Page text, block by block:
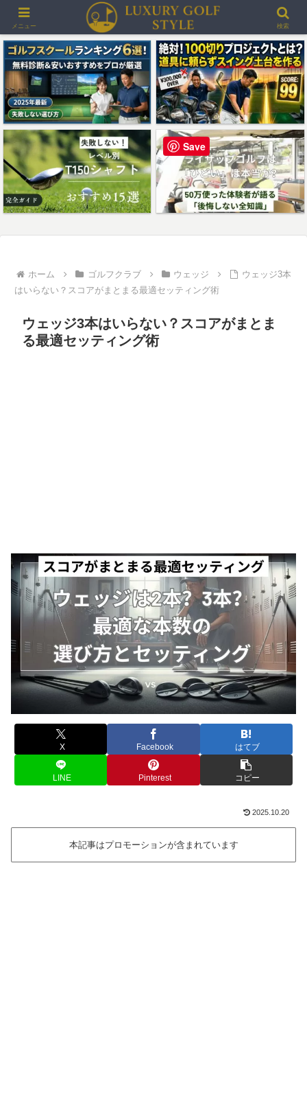
＞＞最大3000ポイントプレゼント！楽天GORAゴルフ場予約
ホーム ゴルフクラブ ウェッジ
ウェッジ3本
はいらない？スコアがまとまる最適セッティング術
ウェッジ3本はいらない？スコアがまとま
る最適セッティング術
X Facebook はてブ
LINE Pinterest コピー
2025.10.20
本記事はプロモーションが含まれています
メニュー 検索
Save